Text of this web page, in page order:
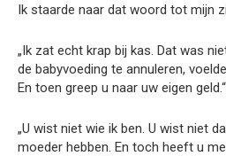
Ik staarde naar dat woord tot mijn
„Ik zat echt krap bij kas. Dat was
de babyvoeding te annuleren,
En toen greep u naar uw eigen geld.“
„U wist niet wie ik ben. U wist niet
moeder hebben. En toch heeft u